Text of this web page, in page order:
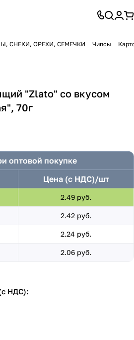
СНЕКИ, ОРЕХИ, СЕМЕЧКИ Чипсы
"Zlato" со вкусом
70г
оптовой покупке
Цена (с НДС)/шт
2.49 руб.
2.42 руб.
2.24 руб.
2.06 руб.
НДС):